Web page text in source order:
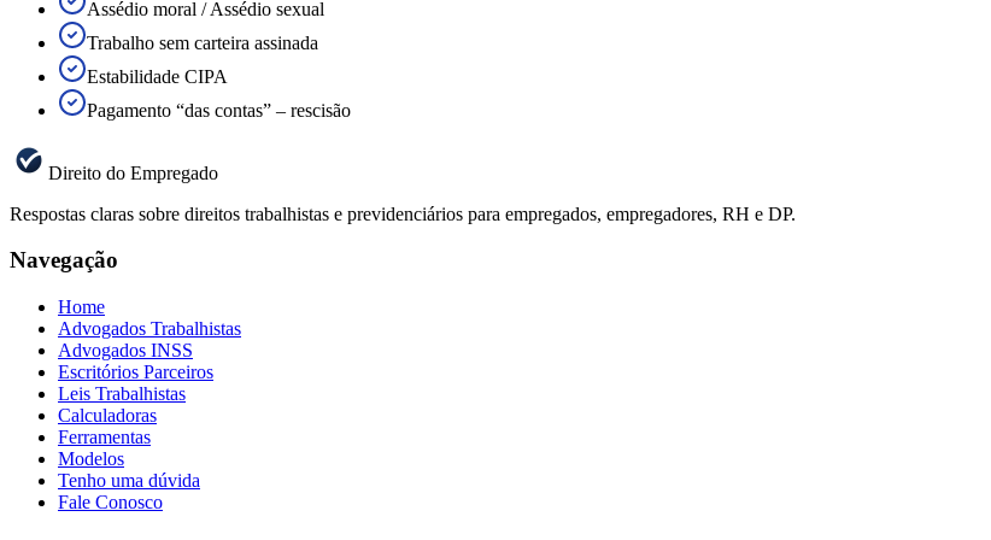
Assédio moral / Assédio sexual
Trabalho sem carteira assinada
Estabilidade CIPA
Pagamento “das contas” – rescisão
Direito do Empregado
Respostas claras sobre direitos trabalhistas e previdenciários para empregados, empregadores, RH e DP.
Navegação
Home
Advogados Trabalhistas
Advogados INSS
Escritórios Parceiros
Leis Trabalhistas
Calculadoras
Ferramentas
Modelos
Tenho uma dúvida
Fale Conosco